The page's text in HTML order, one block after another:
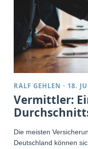
RALF GEHLEN · 18.
Vermittler:
Die meisten
Deutschland können